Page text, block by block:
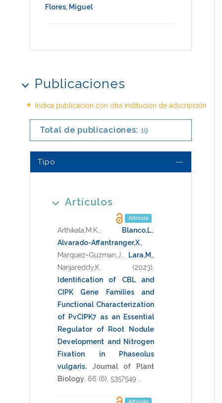
Flores, Miguel
Publicaciones
* Indica publicación con otra institución de adscripción
Total de publicaciones: 19
Tipo
Artículos
Artículo
Arthikala,M.K. Blanco,L.
Alvarado-Affantranger,X.
Marquez-Guzman,J.
Lara,M.
Nanjareddy,K.
(2023)
Identification of CBL and
CIPK Gene Families and
Functional Characterization
of PvCIPK7 as an Essential
Regulator of Root Nodule
Development and Nitrogen
Fixation in Phaseolus
vulgaris.
Journal of Plant
Biology 66 (6), 535?549
Artículo